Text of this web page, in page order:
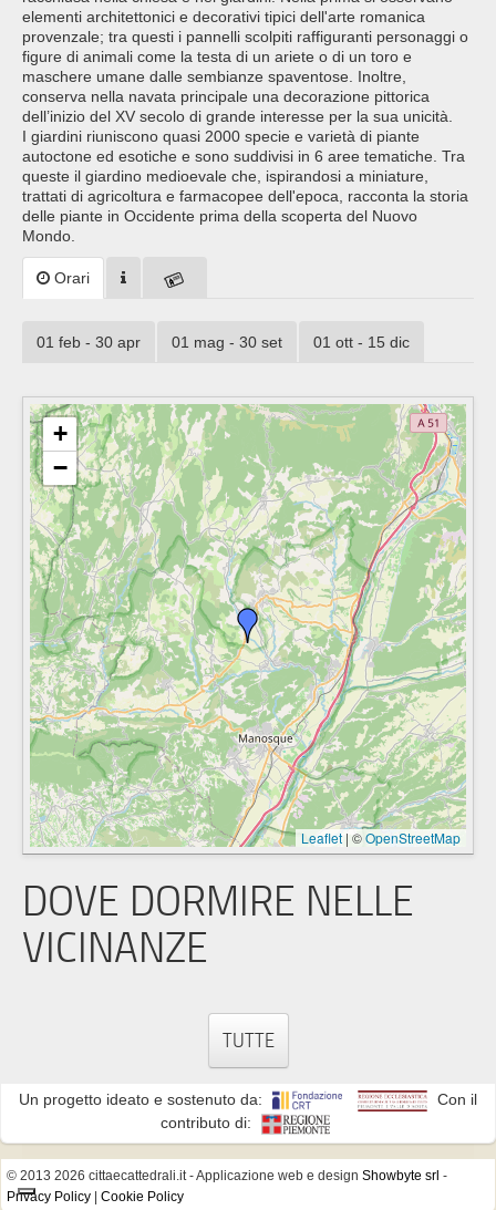
elementi architettonici e decorativi tipici dell'arte romanica
provenzale; tra questi i pannelli scolpiti raffiguranti personaggi o
figure di animali come la testa di un ariete o di un toro e
maschere umane dalle sembianze spaventose. Inoltre,
conserva nella navata principale una decorazione pittorica
dell’inizio del XV secolo di grande interesse per la sua unicità.
I giardini riuniscono quasi 2000 specie e varietà di piante
autoctone ed esotiche e sono suddivisi in 6 aree tematiche. Tra
queste il giardino medioevale che, ispirandosi a miniature,
trattati di agricoltura e farmacopee dell'epoca, racconta la storia
delle piante in Occidente prima della scoperta del Nuovo
Mondo.
Orari
01 feb - 30 apr 01 mag - 30 set 01 ott - 15 dic
+
−
Leaflet | ©OpenStreetMap
DOVE DORMIRE NELLE
VICINANZE
TUTTE
Un progetto ideato e sostenuto da:
Con il
contributo di:
© 2013 2026 cittaecattedrali.it- Applicazione web e design Showbyte srl -
Privacy Policy | Cookie Policy